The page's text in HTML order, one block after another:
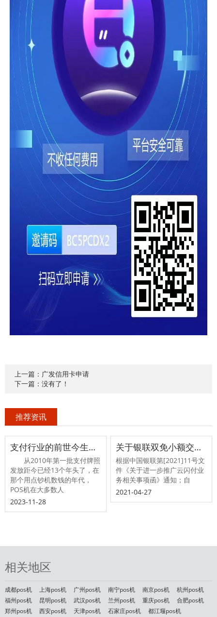
上一篇：广发信用卡申请
下一篇：没有了！
推荐资讯
支付行业的前世今生，做POS机赚钱吗？POS机行业还能不能做？
从2010年第一批支付牌照
发放距今已经13个年头了，在
那个用点钞机数钱的年代，
POS机在大多数人
2023-11-28
关于银联双免小额交易0.38费率取消调整的公告
根据中国银联第[2021]11号文
件《关于进一步推广云闪付业
务相关事项函》通知；自
2021-04-27
相关地区
成都pos机 上海pos机 广州pos机 南宁pos机 南京pos机
杭州pos机
福州pos机
昆明pos机 武汉pos机 兰州pos机 重庆pos机
合肥pos机
郑州pos机
西安pos机 天津pos机 石家庄pos机
都江堰pos机